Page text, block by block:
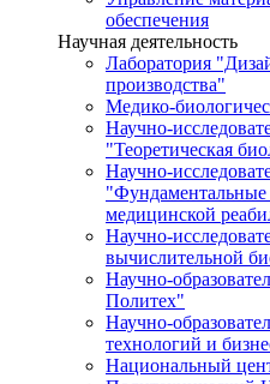
обеспечения
Научная деятельность
Лаборатория
производства"
Медико-
Научно-
"Теоретическая
Научно-
"Фундаментальные
медицинской
Научно-
вычислительной
Научно-
Политех"
Научно-
технологий и
Национальный